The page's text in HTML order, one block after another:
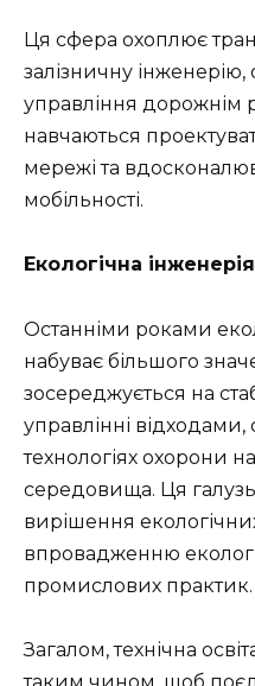
Ця сфера охоплює
залізничну інженерію,
управління дорожнім
навчаються
мережі та
мобільності.
Екологічна інженерія
Останніми роками
набуває більшого
зосереджується на
управлінні
технологіях охорони
середовища. Ця
вирішення
впровадженню
промислових практик.
Загалом, технічна